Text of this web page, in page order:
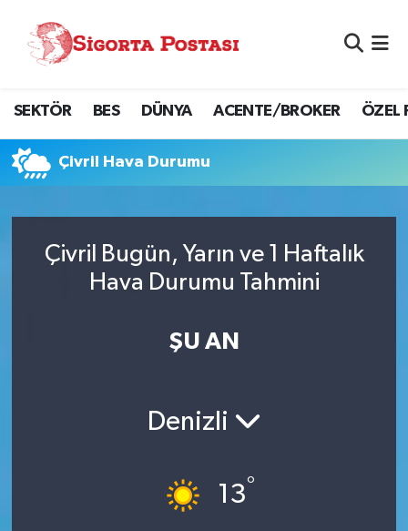
SEKTÖR BES DÜNYA ACENTE/BROKER ÖZEL
Çivril Hava Durumu
Çivril Bugün, Yarın ve 1 Haftalık
Hava Durumu Tahmini
ŞU AN
Denizli
13°
Nöbetçi Eczaneler
Hava Durumu
Namaz Vakitleri
Süper Lig Puan Durumu ve Fikstür
Son Dakika Haberleri